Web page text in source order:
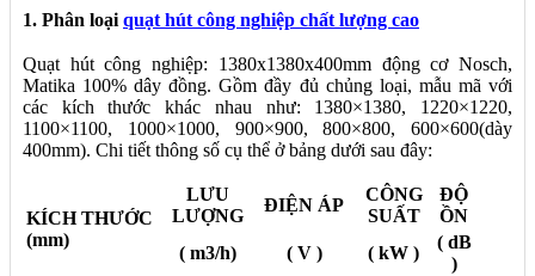
1. Phân loại quạt hút công nghiệp chất lượng cao
Quạt hút công nghiệp: 1380x1380x400mm động cơ Nosch,
Matika 100% dây đồng. Gồm đầy đủ chủng loại, mẫu mã với
các kích thước khác nhau như: 1380×1380, 1220×1220,
1100×1100, 1000×1000, 900×900, 800×800, 600×600(dày
400mm). Chi tiết thông số cụ thể ở bảng dưới sau đây:
KÍCH THƯỚC
(mm)
LƯU
LƯỢNG
ĐIỆN ÁP
CÔNG
SUẤT
ĐỘ
ỒN
( m3/h)
( V ) ( kW )
( dB
)